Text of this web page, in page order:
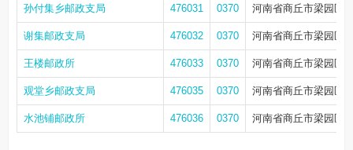
孙付集乡邮政支局 476031 0370 河南省商丘市梁园区
谢集邮政支局 476032 0370 河南省商丘市梁园区
王楼邮政所 476033 0370 河南省商丘市梁园区
观堂乡邮政支局 476035 0370 河南省商丘市梁园区
水池铺邮政所 476036 0370 河南省商丘市梁园区